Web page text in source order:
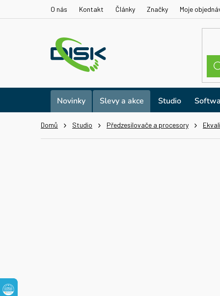
O nás Kontakt Články Značky Moje
Novinky Slevy a akce Studio
Domů Studio Předzesilovače a procesory